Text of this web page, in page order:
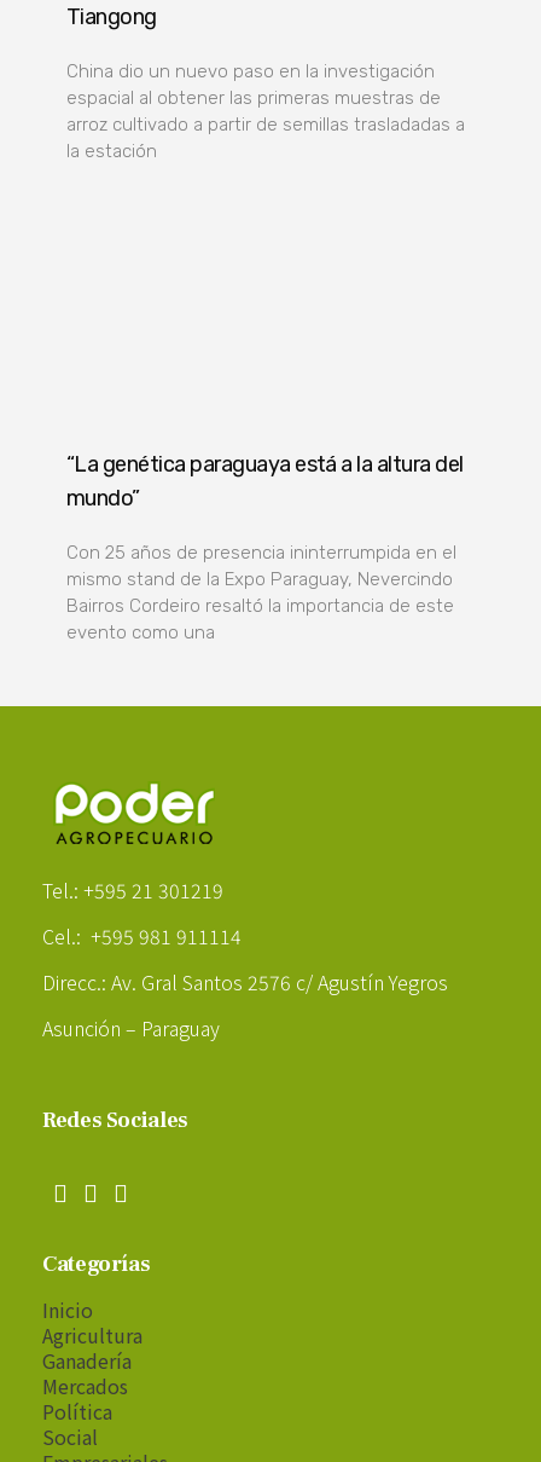
Tiangong
China dio un nuevo paso en la investigación
espacial al obtener las primeras muestras de
arroz cultivado a partir de semillas trasladadas a
la estación
“La genética paraguaya está a la altura del
mundo”
Con 25 años de presencia ininterrumpida en el
mismo stand de la Expo Paraguay, Nevercindo
Bairros Cordeiro resaltó la importancia de este
evento como una
Tel.: +595 21 301219
Cel.: +595 981 911114
Direcc.: Av. Gral Santos 2576 c/ Agustín Yegros
Asunción – Paraguay
Redes Sociales
Categorías
Inicio
Agricultura
Ganadería
Mercados
Política
Social